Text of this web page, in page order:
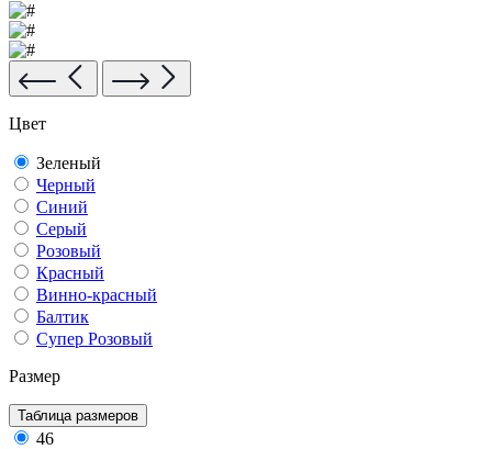
Цвет
Зеленый
Черный
Синий
Серый
Розовый
Красный
Винно-красный
Балтик
Супер Розовый
Размер
Таблица размеров
46